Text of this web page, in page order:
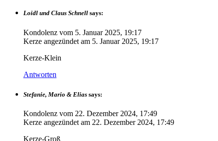
Loidl und Claus Schnell says:
Kondolenz vom 5. Januar 2025, 19:17
Kerze angezündet am 5. Januar 2025, 19:17
Kerze-Klein
Antworten
Stefanie, Mario & Elias says:
Kondolenz vom 22. Dezember 2024, 17:49
Kerze angezündet am 22. Dezember 2024, 17:49
Kerze-Groß